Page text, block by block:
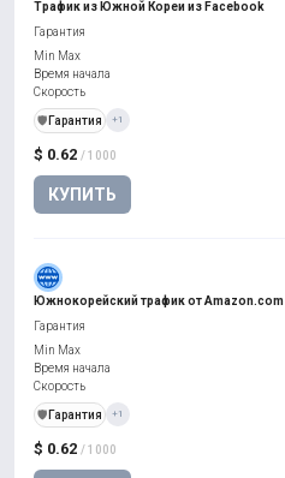
Трафик из Южной Кореи из Facebook
$ 0.62 / 1000
КУПИТЬ
Гарантия
Min Max
Время начала
Скорость
️🛡️ Гарантия +1
Южнокорейский трафик от Amazon.com
$ 0.62 / 1000
Гарантия
Min Max
Время начала
Скорость
️🛡️ Гарантия +1